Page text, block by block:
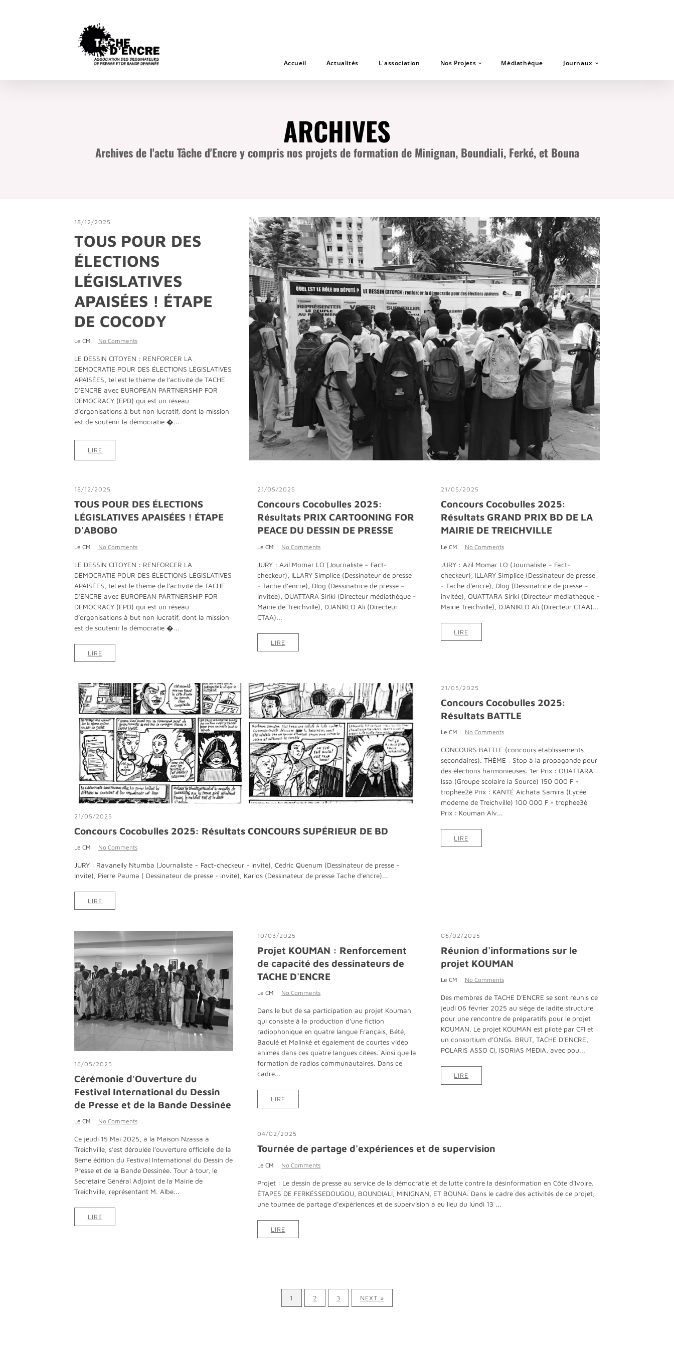
Accueil Actualités L'association Nos Projets Médiathèque Journaux
ARCHIVES
Archives de l'actu Tâche d'Encre y compris nos projets de formation de Minignan, Boundiali, Ferké, et Bouna
18/12/2025
TOUS POUR DES
ÉLECTIONS
LÉGISLATIVES
APAISÉES ! ÉTAPE
DE COCODY
Le CM No Comments
LE DESSIN CITOYEN : RENFORCER LA
DÉMOCRATIE POUR DES ÉLECTIONS LÉGISLATIVES
APAISÉES, tel est le thème de l’activité de TACHE
D’ENCRE avec EUROPEAN PARTNERSHIP FOR
DEMOCRACY (EPD) qui est un réseau
d’organisations à but non lucratif, dont la mission
est de soutenir la démocratie �...
LIRE
18/12/2025
TOUS POUR DES ÉLECTIONS
LÉGISLATIVES APAISÉES ! ÉTAPE
D'ABOBO
Le CM No Comments
LE DESSIN CITOYEN : RENFORCER LA
DÉMOCRATIE POUR DES ÉLECTIONS LÉGISLATIVES
APAISÉES, tel est le thème de l’activité de TACHE
D’ENCRE avec EUROPEAN PARTNERSHIP FOR
DEMOCRACY (EPD) qui est un réseau
d’organisations à but non lucratif, dont la mission
est de soutenir la démocratie �...
LIRE
21/05/2025
Concours Cocobulles 2025:
Résultats PRIX CARTOONING FOR
PEACE DU DESSIN DE PRESSE
Le CM No Comments
JURY : Azil Momar LO (Journaliste – Fact-
checkeur), ILLARY Simplice (Dessinateur de presse
- Tache d’encre), Dlog (Dessinatrice de presse –
invitée), OUATTARA Siriki (Directeur médiathèque -
Mairie de Treichville), DJANIKLO Ali (Directeur
CTAA)...
LIRE
21/05/2025
Concours Cocobulles 2025:
Résultats GRAND PRIX BD DE LA
MAIRIE DE TREICHVILLE
Le CM No Comments
JURY : Azil Momar LO (Journaliste – Fact-
checkeur), ILLARY Simplice (Dessinateur de presse
- Tache d’encre), Dlog (Dessinatrice de presse –
invitée), OUATTARA Siriki (Directeur médiathèque -
Mairie Treichville), DJANIKLO Ali (Directeur CTAA)...
LIRE
21/05/2025
Concours Cocobulles 2025: Résultats CONCOURS SUPÉRIEUR DE BD
Le CM No Comments
JURY : Ravanelly Ntumba (Journaliste – Fact-checkeur - Invité), Cédric Quenum (Dessinateur de presse -
Invité), Pierre Pauma ( Dessinateur de presse - invité), Karlos (Dessinateur de presse Tache d’encre)...
LIRE
21/05/2025
Concours Cocobulles 2025:
Résultats BATTLE
Le CM No Comments
CONCOURS BATTLE (concours établissements
secondaires). THÈME : Stop à la propagande pour
des élections harmonieuses. 1er Prix : OUATTARA
Issa (Groupe scolaire la Source) 150 000 F +
trophée2è Prix : KANTÉ Aichata Samira (Lycée
moderne de Treichville) 100 000 F + trophée3è
Prix : Kouman Alv...
LIRE
16/05/2025
Cérémonie d'Ouverture du
Festival International du Dessin
de Presse et de la Bande Dessinée
Le CM No Comments
Ce jeudi 15 Mai 2025, à la Maison Nzassa à
Treichville, s’est déroulée l’ouverture officielle de la
8ème édition du Festival International du Dessin de
Presse et de la Bande Dessinée. Tour à tour, le
Secrétaire Général Adjoint de la Mairie de
Treichville, représentant M. Albe...
LIRE
10/03/2025
Projet KOUMAN : Renforcement
de capacité des dessinateurs de
TACHE D'ENCRE
Le CM No Comments
Dans le but de sa participation au projet Kouman
qui consiste à la production d’une fiction
radiophonique en quatre langue Français, Bété,
Baoulé et Malinké et également de courtes vidéo
animés dans ces quatre langues citées. Ainsi que la
formation de radios communautaires. Dans ce
cadre...
LIRE
06/02/2025
Réunion d'informations sur le
projet KOUMAN
Le CM No Comments
Des membres de TACHE D’ENCRE se sont réunis ce
jeudi 06 février 2025 au siège de ladite structure
pour une rencontre de préparatifs pour le projet
KOUMAN. Le projet KOUMAN est piloté par CFI et
un consortium d’ONGs. BRUT, TACHE D’ENCRE,
POLARIS ASSO CI, ISORIAS MEDIA, avec pou...
LIRE
04/02/2025
Tournée de partage d'expériences et de supervision
Le CM No Comments
Projet : Le dessin de presse au service de la démocratie et de lutte contre la désinformation en Côte d’Ivoire.
ÉTAPES DE FERKÉSSEDOUGOU, BOUNDIALI, MINIGNAN, ET BOUNA. Dans le cadre des activités de ce projet,
une tournée de partage d’expériences et de supervision a eu lieu du lundi 13 ...
LIRE
1 2 3 NEXT »